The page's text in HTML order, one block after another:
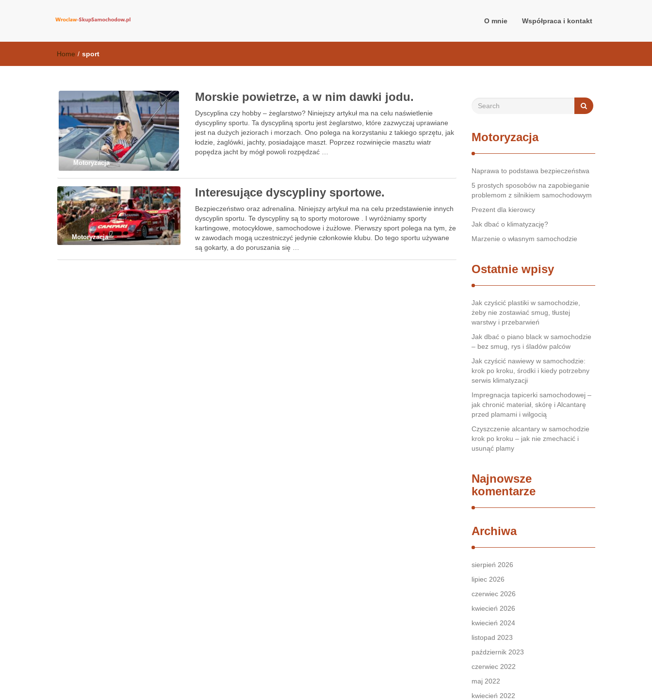
O mnie Współpraca i kontakt
Home / sport
Motoryzacja
Morskie powietrze, a w nim dawki jodu.
Dyscyplina czy hobby – żeglarstwo? Niniejszy artykuł ma na celu naświetlenie
dyscypliny sportu. Ta dyscypliną sportu jest żeglarstwo, które zazwyczaj uprawiane
jest na dużych jeziorach i morzach. Ono polega na korzystaniu z takiego sprzętu, jak
łodzie, żaglówki, jachty, posiadające maszt. Poprzez rozwinięcie masztu wiatr
popędza jacht by mógł powoli rozpędzać …
Motoryzacja
Interesujące dyscypliny sportowe.
Bezpieczeństwo oraz adrenalina. Niniejszy artykuł ma na celu przedstawienie innych
dyscyplin sportu. Te dyscypliny są to sporty motorowe . I wyróżniamy sporty
kartingowe, motocyklowe, samochodowe i żużlowe. Pierwszy sport polega na tym, że
w zawodach mogą uczestniczyć jedynie członkowie klubu. Do tego sportu używane
są gokarty, a do poruszania się …
Motoryzacja
Naprawa to podstawa bezpieczeństwa
5 prostych sposobów na zapobieganie
problemom z silnikiem samochodowym
Prezent dla kierowcy
Jak dbać o klimatyzację?
Marzenie o własnym samochodzie
Ostatnie wpisy
Jak czyścić plastiki w samochodzie,
żeby nie zostawiać smug, tłustej
warstwy i przebarwień
Jak dbać o piano black w samochodzie
– bez smug, rys i śladów palców
Jak czyścić nawiewy w samochodzie:
krok po kroku, środki i kiedy potrzebny
serwis klimatyzacji
Impregnacja tapicerki samochodowej –
jak chronić materiał, skórę i Alcantarę
przed plamami i wilgocią
Czyszczenie alcantary w samochodzie
krok po kroku – jak nie zmechacić i
usunąć plamy
Najnowsze
komentarze
Archiwa
sierpień 2026
lipiec 2026
czerwiec 2026
kwiecień 2026
kwiecień 2024
listopad 2023
październik 2023
czerwiec 2022
maj 2022
kwiecień 2022